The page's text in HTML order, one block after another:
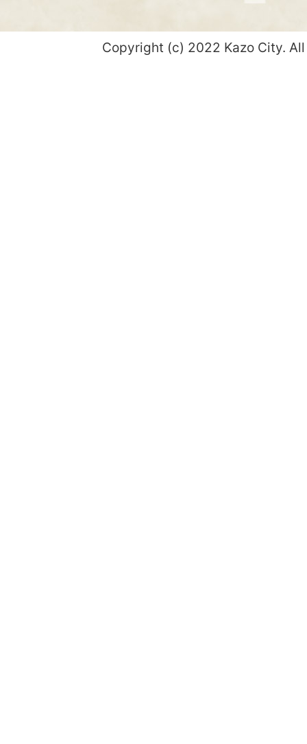
Copyright (c) 2022 Kazo City.